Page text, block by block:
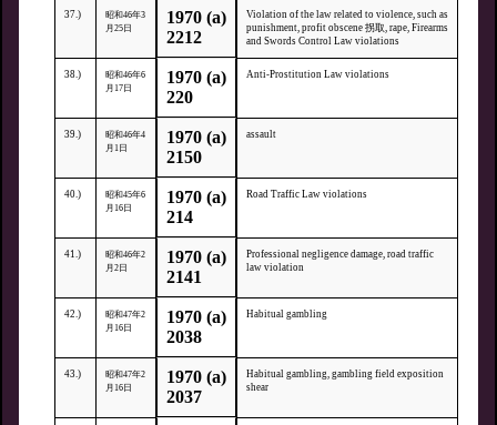
37.)
昭和46年3
月25日
1970 (a)
2212
Violation of the law related to violence, such as
punishment, profit obscene 拐取, rape, Firearms
and Swords Control Law violations
38.)
昭和46年6
月17日
1970 (a)
220
Anti-Prostitution Law violations
39.)
昭和46年4
月1日
1970 (a)
2150
assault
40.)
昭和45年6
月16日
1970 (a)
214
Road Traffic Law violations
41.)
昭和46年2
月2日
1970 (a)
2141
Professional negligence damage, road traffic
law violation
42.)
昭和47年2
月16日
1970 (a)
2038
Habitual gambling
43.)
昭和47年2
月16日
1970 (a)
2037
Habitual gambling, gambling field exposition
shear